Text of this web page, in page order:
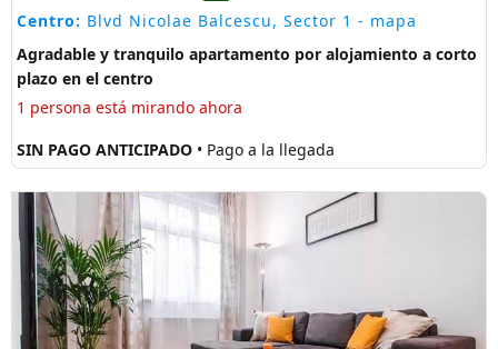
Centro: Blvd Nicolae Balcescu, Sector 1 - mapa
Agradable y tranquilo apartamento por alojamiento a corto
plazo en el centro
1 persona está mirando ahora
SIN PAGO ANTICIPADO • Pago a la llegada